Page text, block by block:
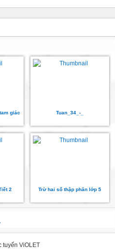
giác
Tuan_34_-_
2 Trừ hai số thập phân lớp 5
tuyến ViOLET